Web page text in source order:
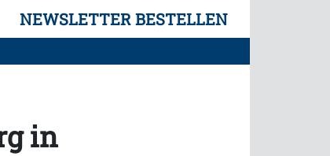
NEWSLETTER BESTELLEN
in